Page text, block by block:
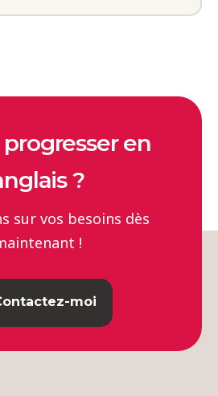
progresser en
?
sur vos besoins dès
!
moi